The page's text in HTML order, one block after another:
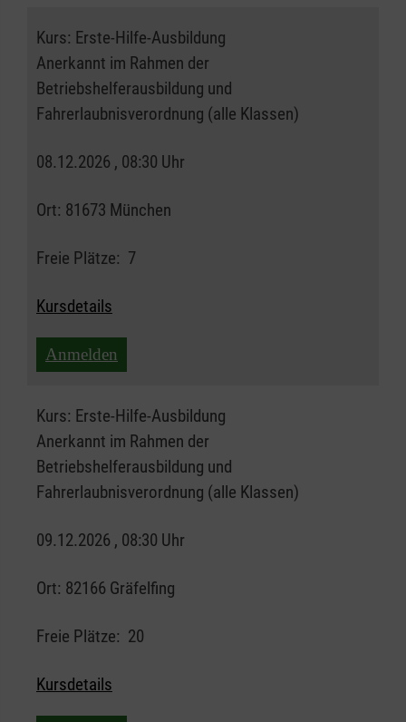
Kurs: Erste-Hilfe-Ausbildung
Anerkannt im Rahmen der
Betriebshelferausbildung und
Fahrerlaubnisverordnung (alle Klassen)
08.12.2026 , 08:30 Uhr
Ort: 81673 München
Freie Plätze: 7
Kursdetails
Anmelden
Kurs: Erste-Hilfe-Ausbildung
Anerkannt im Rahmen der
Betriebshelferausbildung und
Fahrerlaubnisverordnung (alle Klassen)
09.12.2026 , 08:30 Uhr
Ort: 82166 Gräfelfing
Freie Plätze: 20
Kursdetails